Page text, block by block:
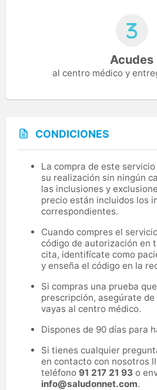
Acudes
al centro médico y
CONDICIONES
La compra de este
su realización sin ningún
las inclusiones y
precio están incluidos los
correspondientes.
Cuando compres el
código de autorización en
cita, identifícate como
y enseña el código en la
Si compras una prueba
prescripción, asegúrate
vayas al centro médico.
Dispones de 90 días para
Si tienes cualquier
en contacto con nosotros
teléfono 91 217 21 93 o
info@saludonnet.com.